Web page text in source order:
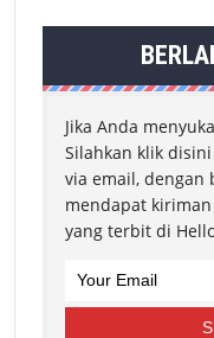
Jika Anda
Silahkan klik
via email, dengan
mendapat
yang terbit di